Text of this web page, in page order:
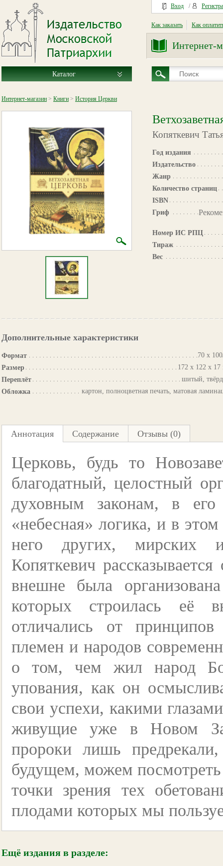
Вход /
Как заказать Как
Интернет-
Каталог
Интернет-магазин > Книги > История Церкви
Копяткевич
Год издания
Издательство
Жанр
Количество страниц
ISBN
Гриф
Номер ИС РПЦ
Тираж
Вес
Дополнительные характеристики
Формат
70 х
Размер
172 х 122 х
Переплёт
шитый,
Обложка
картон, полноцветная печать, матовая
Аннотация Содержание Отзывы (0)
Церковь, будь то
благодатный, целостный
духовным законам, в его
«небесная» логика, и в
него других, мирских
Копяткевич
внешне была
которых строилась её
отличались от
племен и народов
о том, чем жил народ
упования, как он
свои успехи, какими
живущие уже в Новом
пророки лишь
будущем, можем
точки зрения тех
плодами которых мы
Ещё издания в разделе: